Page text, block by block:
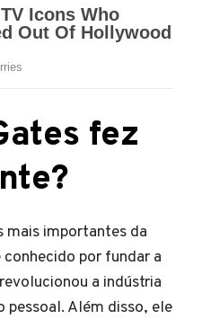
fez
mais importantes da
por fundar a
a indústria
Além disso, ele